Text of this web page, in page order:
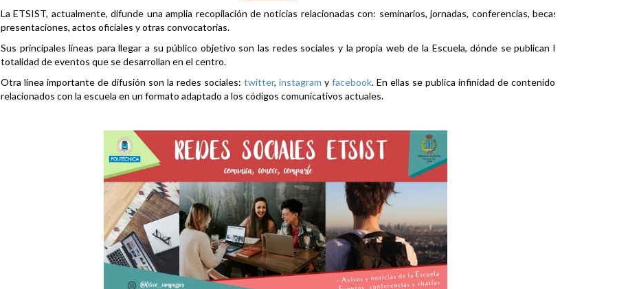
La ETSIST, actualmente, difunde una amplia recopilación de noticias relacionadas con: seminarios, jornadas, conferencias, becas,
presentaciones, actos oficiales y otras convocatorias.
Sus principales líneas para llegar a su público objetivo son las redes sociales y la propia web de la Escuela, dónde se publican la
totalidad de eventos que se desarrollan en el centro.
Otra línea importante de difusión son la redes sociales: twitter, instagram y facebook. En ellas se publica infinidad de contenidos
relacionados con la escuela en un formato adaptado a los códigos comunicativos actuales.